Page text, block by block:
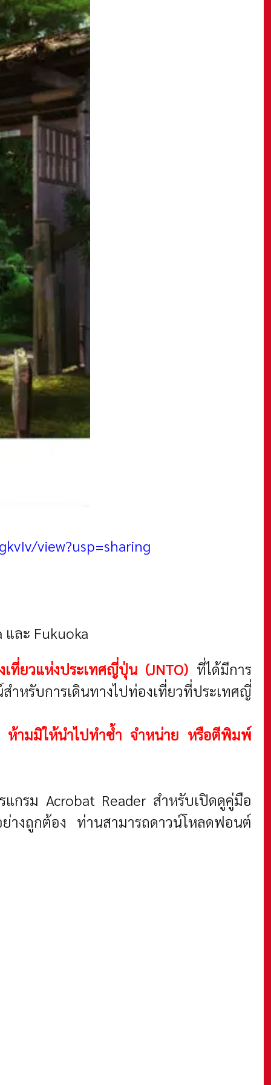
view?usp=sharing
และ Fukuoka
เที่ยวแห่งประเทศญี่ปุ่น (JNTO) ที่ได้มีการ
หรับการเดินทางไปท่องเที่ยวที่ประเทศญี่
ห้ามมิให้นำไปทำซ้ำ จำหน่าย หรือตีพิมพ์
กรม Acrobat Reader สำหรับเปิดดูคู่มือ
างถูกต้อง ท่านสามารถดาวน์โหลดฟอนต์